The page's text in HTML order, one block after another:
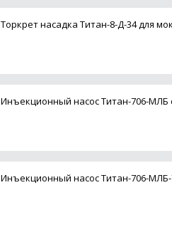
Торкрет насадка Титан-8-Д-34 для
Инъекционный насос Титан-706-МЛБ
Инъекционный насос Титан-706-